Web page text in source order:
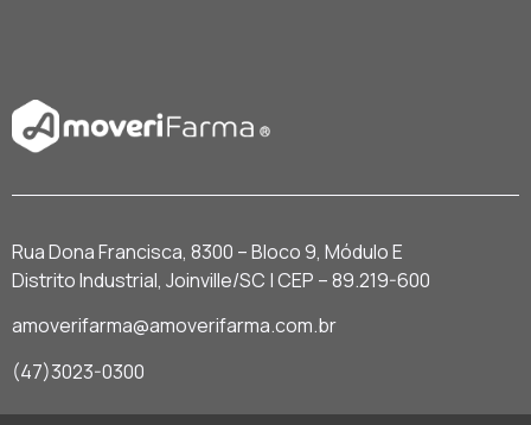
Rua Dona Francisca, 8300 – Bloco 9, Módulo E
Distrito Industrial, Joinville/SC | CEP – 89.219-600
amoverifarma@amoverifarma.com.br
(47)3023-0300